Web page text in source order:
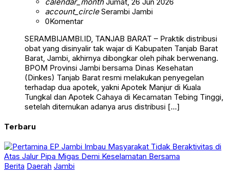
account_circleSerambi Jambi
0Komentar
SERAMBIJAMBI.ID, TANJAB BARAT – Praktik distribusi
obat yang disinyalir tak wajar di Kabupaten Tanjab Barat
Barat, Jambi, akhirnya dibongkar oleh pihak berwenang.
BPOM Provinsi Jambi bersama Dinas Kesehatan
(Dinkes) Tanjab Barat resmi melakukan penyegelan
terhadap dua apotek, yakni Apotek Manjur di Kuala
Tungkal dan Apotek Cahaya di Kecamatan Tebing Tinggi,
setelah ditemukan adanya arus distribusi […]
Terbaru
Berita Daerah Jambi